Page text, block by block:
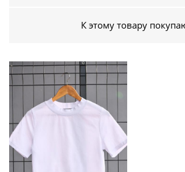
К этому товару